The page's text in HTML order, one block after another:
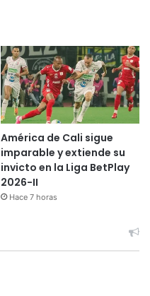
América de Cali sigue
imparable y extiende su
invicto en la Liga BetPlay
2026-II
Hace 7 horas